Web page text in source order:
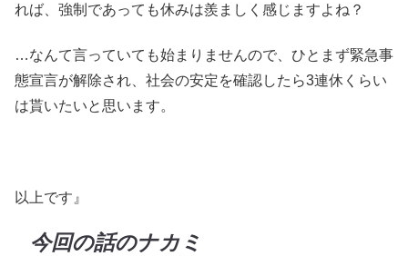
れば、強制であっても休みは羨ましく感じますよね？
…なんて言っていても始まりませんので、ひとまず緊急事
態宣言が解除され、社会の安定を確認したら3連休くらい
は貰いたいと思います。
以上です』
今回の話のナカミ